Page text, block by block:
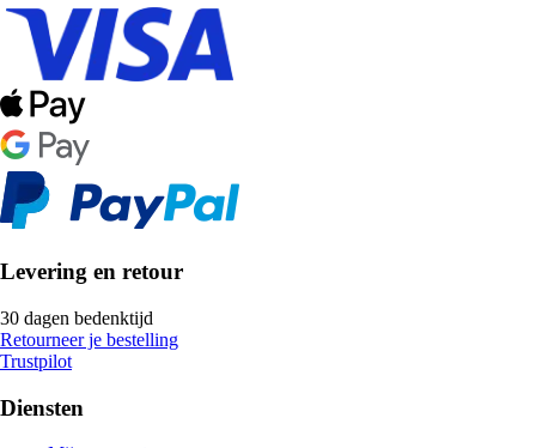
Levering en retour
30 dagen bedenktijd
Retourneer je bestelling
Trustpilot
Diensten